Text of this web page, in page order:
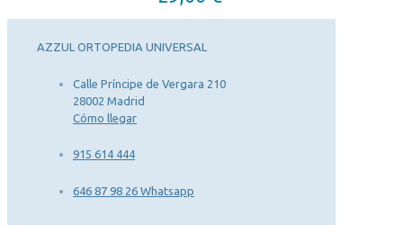
AZZUL ORTOPEDIA UNIVERSAL
Calle Príncipe de Vergara 210
28002 Madrid
Cómo llegar
915 614 444
646 87 98 26 Whatsapp